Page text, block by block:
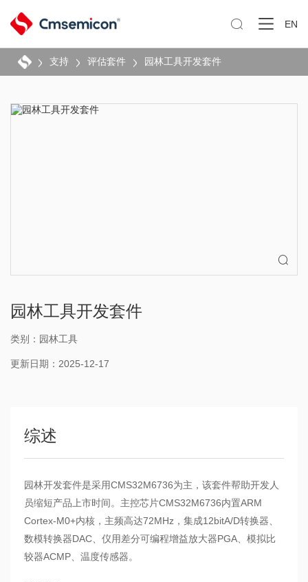
 EN
支持 评估套件 园林工具开发套件

园林工具开发套件
类别：园林工具
更新日期：2025-12-17
综述
园林开发套件是采用CMS32M6736为主，该套件帮助开发人
员缩短产品上市时间。主控芯片CMS32M6736内置ARM
Cortex-M0+内核，主频高达72MHz，集成12bitA/D转换器、
数模转换器DAC、仪用差分可编程增益放大器PGA、模拟比
较器ACMP、温度传感器。